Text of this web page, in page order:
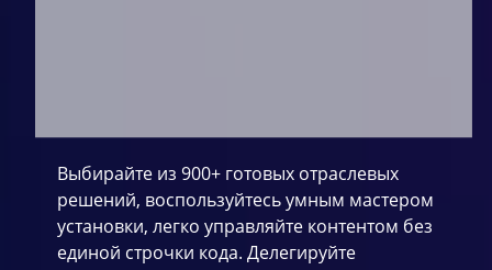
Выбирайте из 900+ готовых отраслевых
решений, воспользуйтесь умным мастером
установки, легко управляйте контентом без
единой строчки кода. Делегируйте